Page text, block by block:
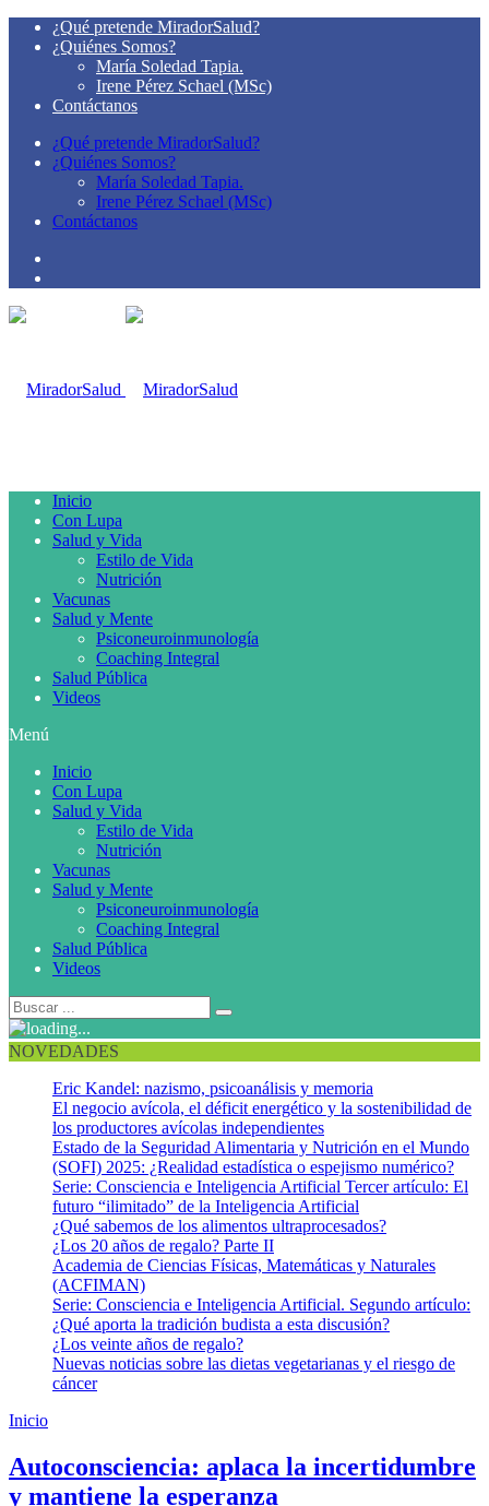
¿Qué pretende MiradorSalud?
¿Quiénes Somos?
María Soledad Tapia.
Irene Pérez Schael (MSc)
Contáctanos
¿Qué pretende MiradorSalud?
¿Quiénes Somos?
María Soledad Tapia.
Irene Pérez Schael (MSc)
Contáctanos
Inicio
Con Lupa
Salud y Vida
Estilo de Vida
Nutrición
Vacunas
Salud y Mente
Psiconeuroinmunología
Coaching Integral
Salud Pública
Videos
Menú
Inicio
Con Lupa
Salud y Vida
Estilo de Vida
Nutrición
Vacunas
Salud y Mente
Psiconeuroinmunología
Coaching Integral
Salud Pública
Videos
NOVEDADES
Eric Kandel: nazismo, psicoanálisis y memoria
El negocio avícola, el déficit energético y la sostenibilidad de
los productores avícolas independientes
Estado de la Seguridad Alimentaria y Nutrición en el Mundo
(SOFI) 2025: ¿Realidad estadística o espejismo numérico?
Serie: Consciencia e Inteligencia Artificial Tercer artículo: El
futuro “ilimitado” de la Inteligencia Artificial
¿Qué sabemos de los alimentos ultraprocesados?
¿Los 20 años de regalo? Parte II
Academia de Ciencias Físicas, Matemáticas y Naturales
(ACFIMAN)
Serie: Consciencia e Inteligencia Artificial. Segundo artículo:
¿Qué aporta la tradición budista a esta discusión?
¿Los veinte años de regalo?
Nuevas noticias sobre las dietas vegetarianas y el riesgo de
cáncer
Inicio
Autoconsciencia: aplaca la incertidumbre
y mantiene la esperanza